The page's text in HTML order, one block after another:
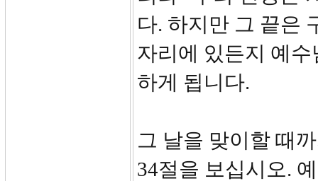
다. 하지만 그 끝은
자리에 있든지 예
하게 됩니다.
그 날을 맞이할 때
34절을 보십시오.